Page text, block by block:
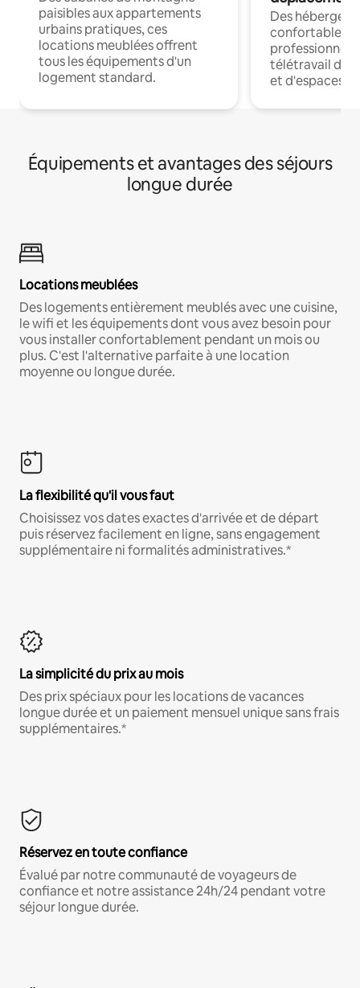
paisibles aux appartements
urbains pratiques, ces
locations meublées offrent
tous les équipements d'un
logement standard.
Des
confortables
professionnels
télétravail
et d'espaces
Équipements et avantages des séjours
longue durée
Locations meublées
Des logements entièrement meublés avec une cuisine,
le wifi et les équipements dont vous avez besoin pour
vous installer confortablement pendant un mois ou
plus. C'est l'alternative parfaite à une location
moyenne ou longue durée.
La flexibilité qu'il vous faut
Choisissez vos dates exactes d'arrivée et de départ
puis réservez facilement en ligne, sans engagement
supplémentaire ni formalités administratives.*
La simplicité du prix au mois
Des prix spéciaux pour les locations de vacances
longue durée et un paiement mensuel unique sans frais
supplémentaires.*
Réservez en toute confiance
Évalué par notre communauté de voyageurs de
confiance et notre assistance 24h/24 pendant votre
séjour longue durée.